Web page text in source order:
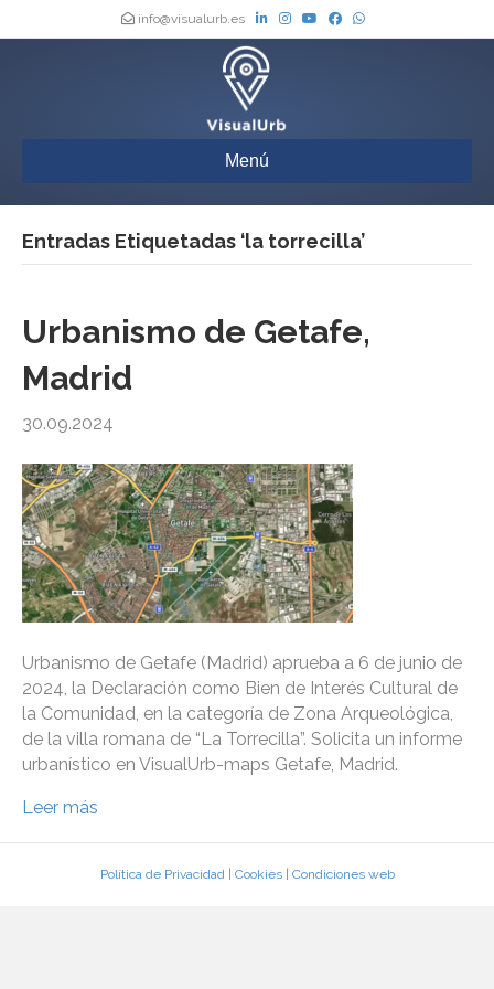
info@visualurb.es
Menú
Entradas Etiquetadas ‘la torrecilla’
Urbanismo de Getafe,
Madrid
30.09.2024
Urbanismo de Getafe (Madrid) aprueba a 6 de junio de
2024, la Declaración como Bien de Interés Cultural de
la Comunidad, en la categoría de Zona Arqueológica,
de la villa romana de “La Torrecilla”. Solicita un informe
urbanístico en VisualUrb-maps Getafe, Madrid.
Leer más
Política de Privacidad| Cookies| Condiciones web